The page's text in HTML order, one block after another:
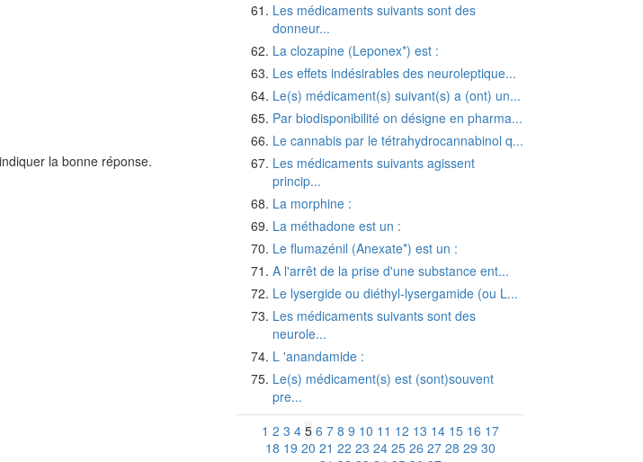
la bonne réponse.
Les médicaments suivants sont des
donneur...
La clozapine (Leponex*) est :
Les effets indésirables des neuroleptique...
Le(s) médicament(s) suivant(s) a (ont) un...
Par biodisponibilité on désigne en pharma...
Le cannabis par le tétrahydrocannabinol q...
Les médicaments suivants agissent
princip...
La morphine :
La méthadone est un :
Le flumazénil (Anexate*) est un :
A l'arrêt de la prise d'une substance ent...
Le lysergide ou diéthyl-lysergamide (ou L...
Les médicaments suivants sont des
neurole...
L 'anandamide :
Le(s) médicament(s) est (sont)souvent
pre...
1 2 3 4 5 6 7 8 9 10 11 12 13 14 15 16 17
18 19 20 21 22 23 24 25 26 27 28 29 30